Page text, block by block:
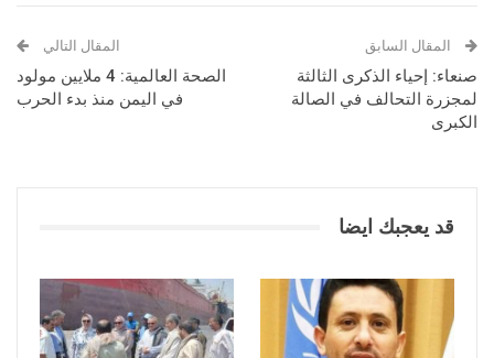
المقال السابق
صنعاء: إحياء الذكرى الثالثة
لمجزرة التحالف في الصالة
الكبرى
المقال التالي
الصحة العالمية: 4 ملايين مولود
في اليمن منذ بدء الحرب
قد يعجبك ايضا